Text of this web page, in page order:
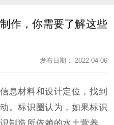
作，你需要了解这些
发布日期： 2022-04-06
息材料和设计定位，找到
。标识圈认为，如果标识